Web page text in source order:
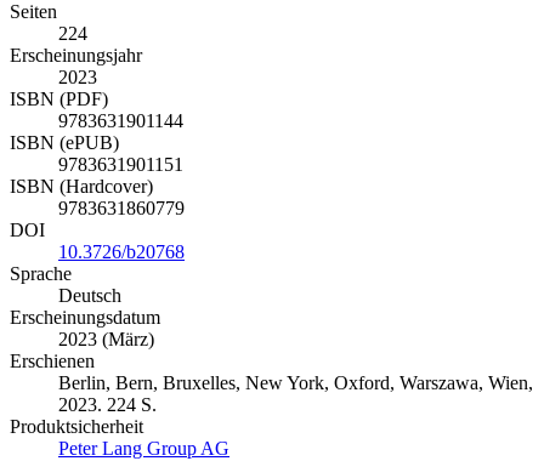
Seiten
224
Erscheinungsjahr
2023
ISBN (PDF)
9783631901144
ISBN (ePUB)
9783631901151
ISBN (Hardcover)
9783631860779
DOI
10.3726/b20768
Sprache
Deutsch
Erscheinungsdatum
2023 (März)
Erschienen
Berlin, Bern, Bruxelles, New York, Oxford, Warszawa, Wien,
2023. 224 S.
Produktsicherheit
Peter Lang Group AG